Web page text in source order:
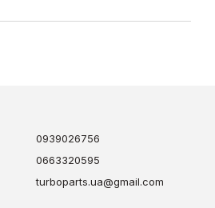
0939026756
0663320595
turboparts.ua@gmail.com